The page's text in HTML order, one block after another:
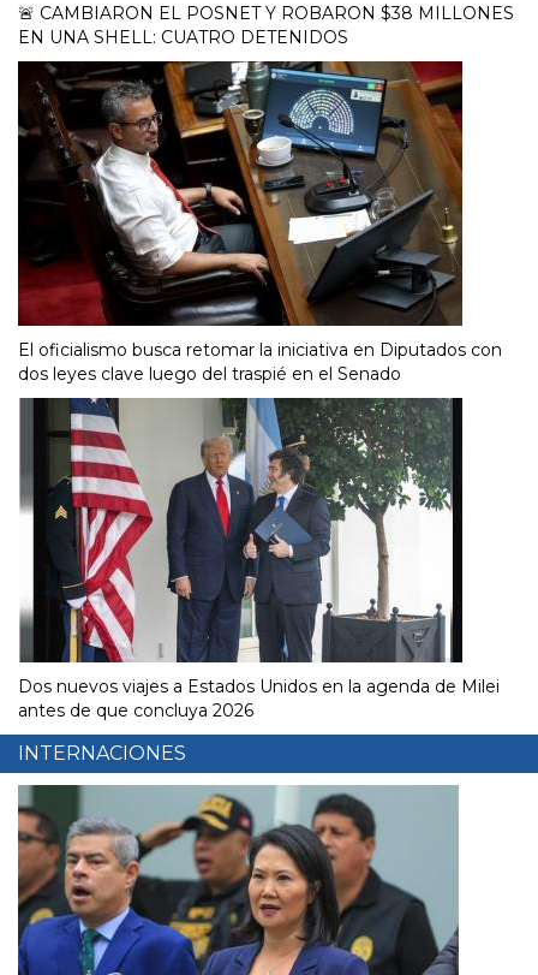
🚨 CAMBIARON EL POSNET Y ROBARON $38 MILLONES
EN UNA SHELL: CUATRO DETENIDOS
El oficialismo busca retomar la iniciativa en Diputados con
dos leyes clave luego del traspié en el Senado
Dos nuevos viajes a Estados Unidos en la agenda de Milei
antes de que concluya 2026
INTERNACIONES